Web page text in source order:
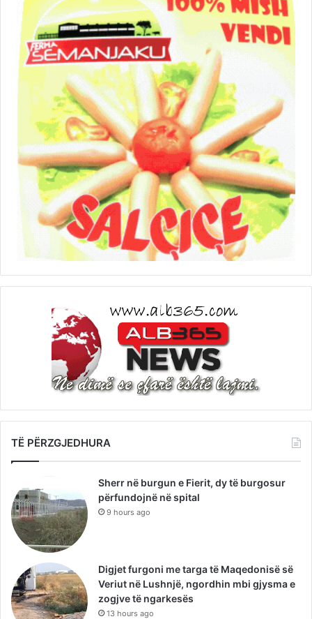
TË PËRZGJEDHURA
Sherr në burgun e Fierit, dy të burgosur
përfundojnë në spital
9 hours ago
Digjet furgoni me targa të Maqedonisë së
Veriut në Lushnjë, ngordhin mbi gjysma e
zogjve të ngarkesës
13 hours ago